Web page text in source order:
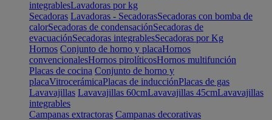
integrablesLavadoras por kg
Secadoras Lavadoras - SecadorasSecadoras con bomba de
calorSecadoras de condensaciónSecadoras de
evacuaciónSecadoras integrablesSecadoras por Kg
Hornos Conjunto de horno y placaHornos
convencionalesHornos pirolíticosHornos multifunción
Placas de cocina Conjunto de horno y
placaVitrocerámicaPlacas de inducciónPlacas de gas
Lavavajillas Lavavajillas 60cmLavavajillas 45cmLavavajillas
integrables
Campanas extractoras Campanas decorativas